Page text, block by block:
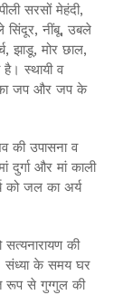
सरसों मेहंदी,
सिंदूर, नींबू, उबले
झाडू, मोर छाल,
है। स्थायी व
का जप और जप के
की उपासना व
और मां काली
को जल का अर्य
सत्यनारायण की
संध्या के समय घर
रूप से गुग्गुल की